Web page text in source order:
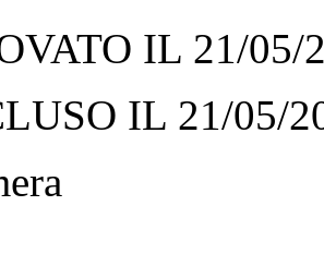
IL 21/05/
IL 21/05/